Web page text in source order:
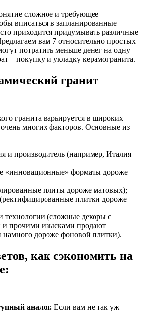
сложное и требующее
вписаться в запланированные
приходится придумывать различные
вам 7 относительно простых
потратить меньше денег на одну
– покупку и укладку керамогранита.
гранит
гранита варьируется в широких
очень многих факторов. Основные из
и производитель (например, Италия
«инновационные» форматы дороже
плиты дороже матовых);
(ректифицированные плитки дороже
технологии (сложные декоры с
и прочими изысками продают
намного дороже фоновой плитки).
как сэкономить на
аналог. Если вам не так уж